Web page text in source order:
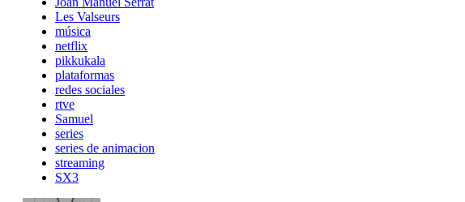
Les Valseurs
música
netflix
pikkukala
plataformas
redes sociales
rtve
Samuel
series
series de animacion
streaming
SX3